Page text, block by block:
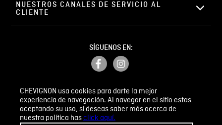
CHEVIGNON usa cookies para darte la mejor
experiencia de navegación. Al navegar en el sitio estas
aceptando su uso, si deseas saber más acerca de
nuestra política hasclick aquí.
NUESTROS CANALES DE SERVICIO AL
CLIENTE
SÍGUENOS EN:
PETICIONES, QUEJAS Y RECLAMOS
¡CAMBIOS Y DEVOLUCIONES FÁCILES!